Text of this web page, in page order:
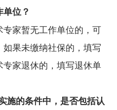
位？
家暂无工作单位的，可
果未缴纳社保的，填写
家退休的，填写退休单
施的条件中，是否包括认